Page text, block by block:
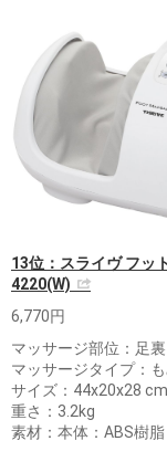
13位：スライヴ フッ
4220(W)
6,770円
マッサージ部位：足
マッサージタイプ：
サイズ：44x20x28 cm
重さ：3.2kg
素材：本体：ABS樹